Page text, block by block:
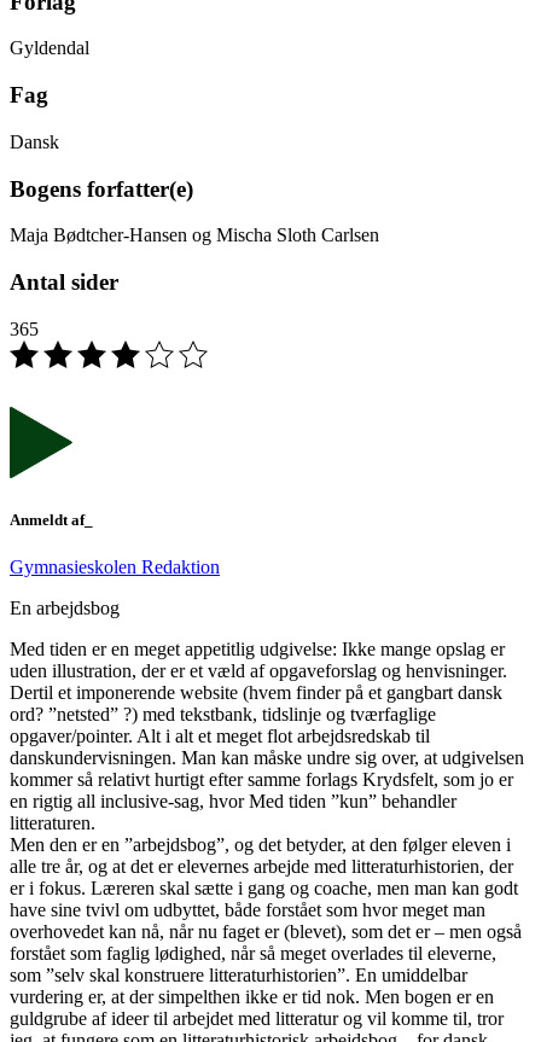
Gyldendal
Fag
Dansk
Bogens forfatter(e)
Maja Bødtcher-Hansen og Mischa Sloth Carlsen
Antal sider
365
Anmeldt af_
Gymnasieskolen Redaktion
En arbejdsbog
Med tiden er en meget appetitlig udgivelse: Ikke mange opslag er
uden illustration, der er et væld af opgaveforslag og henvisninger.
Dertil et imponerende website (hvem finder på et gangbart dansk
ord? ”netsted” ?) med tekstbank, tidslinje og tværfaglige
opgaver/pointer. Alt i alt et meget flot arbejdsredskab til
danskundervisningen. Man kan måske undre sig over, at udgivelsen
kommer så relativt hurtigt efter samme forlags Krydsfelt, som jo er
en rigtig all inclusive-sag, hvor Med tiden ”kun” behandler
litteraturen.
Men den er en ”arbejdsbog”, og det betyder, at den følger eleven i
alle tre år, og at det er elevernes arbejde med litteraturhistorien, der
er i fokus. Læreren skal sætte i gang og coache, men man kan godt
have sine tvivl om udbyttet, både forstået som hvor meget man
overhovedet kan nå, når nu faget er (blevet), som det er – men også
forstået som faglig lødighed, når så meget overlades til eleverne,
som ”selv skal konstruere litteraturhistorien”. En umiddelbar
vurdering er, at der simpelthen ikke er tid nok. Men bogen er en
guldgrube af ideer til arbejdet med litteratur og vil komme til, tror